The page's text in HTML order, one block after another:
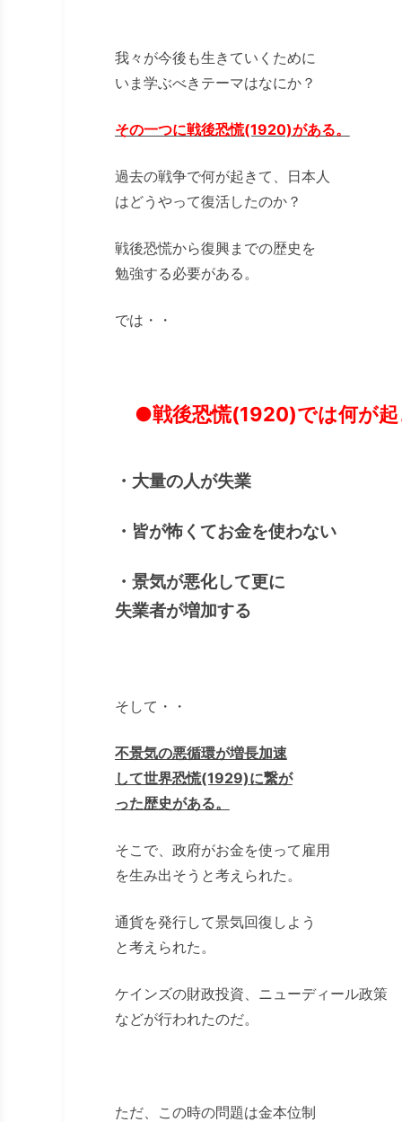
我々が今後も生きていくために
いま学ぶべきテーマはなにか？
その一つに戦後恐慌(1920)がある。
過去の戦争で何が起きて、日本人
はどうやって復活したのか？
戦後恐慌から復興までの歴史を
勉強する必要がある。
では・・
●戦後恐慌(1920)では何が起
・大量の人が失業
・皆が怖くてお金を使わない
・景気が悪化して更に
失業者が増加する
そして・・
不景気の悪循環が増長加速
して世界恐慌(1929)に繋が
った歴史がある。
そこで、政府がお金を使って雇用
を生み出そうと考えられた。
通貨を発行して景気回復しよう
と考えられた。
ケインズの財政投資、ニューディール政策
などが行われたのだ。
ただ、この時の問題は金本位制